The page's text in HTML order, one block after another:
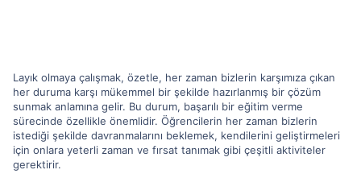
Layık olmaya çalışmak, özetle, her zaman bizlerin karşımıza çıkan
her duruma karşı mükemmel bir şekilde hazırlanmış bir çözüm
sunmak anlamına gelir. Bu durum, başarılı bir eğitim verme
sürecinde özellikle önemlidir. Öğrencilerin her zaman bizlerin
istediği şekilde davranmalarını beklemek, kendilerini geliştirmeleri
için onlara yeterli zaman ve fırsat tanımak gibi çeşitli aktiviteler
gerektirir.